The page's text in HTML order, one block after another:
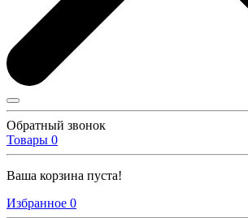
Обратный звонок
Товары 0
Ваша корзина пуста!
Избранное 0